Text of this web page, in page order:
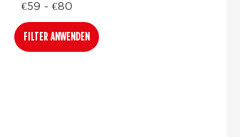
€59 - €80
FILTER ANWENDEN